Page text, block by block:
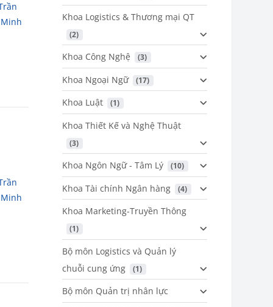
Khoa Logistics & Thương mại QT
(2)
Khoa Công Nghệ (3)
Khoa Ngoại Ngữ (17)
Khoa Luật (1)
Khoa Thiết Kế và Nghệ Thuật
(3)
Khoa Ngôn Ngữ - Tâm Lý (10)
Khoa Tài chính Ngân hàng (4)
Khoa Marketing-Truyền Thông
(1)
Bộ môn Logistics và Quản lý
chuỗi cung ứng
(1)
Bộ môn Quản trị nhân lực